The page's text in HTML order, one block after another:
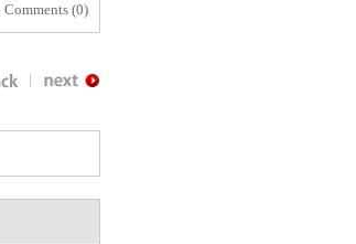
Comments (0)